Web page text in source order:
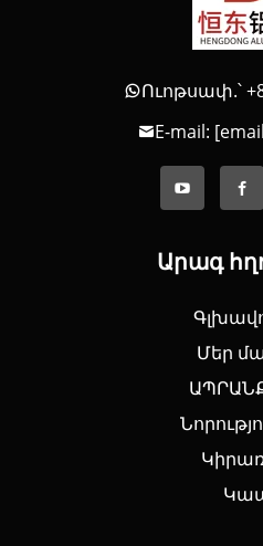
Ուոթսափ.՝
E-mail:
Արագ
Մեր